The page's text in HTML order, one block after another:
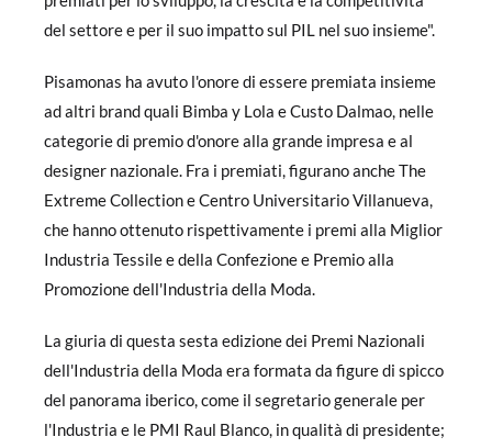
del settore e per il suo impatto sul PIL nel suo insieme".
Pisamonas ha avuto l'onore di essere premiata insieme
ad altri brand quali Bimba y Lola e Custo Dalmao, nelle
categorie di premio d'onore alla grande impresa e al
designer nazionale. Fra i premiati, figurano anche The
Extreme Collection e Centro Universitario Villanueva,
che hanno ottenuto rispettivamente i premi alla Miglior
Industria Tessile e della Confezione e Premio alla
Promozione dell'Industria della Moda.
La giuria di questa sesta edizione dei Premi Nazionali
dell'Industria della Moda era formata da figure di spicco
del panorama iberico, come il segretario generale per
l'Industria e le PMI Raul Blanco, in qualità di presidente;